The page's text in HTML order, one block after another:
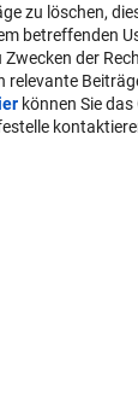
zu löschen,
betreffenden
der
können Sie